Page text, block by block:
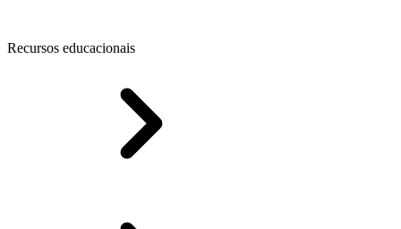
Recursos educacionais